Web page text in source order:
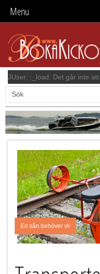
Menu
JUser: :_load: Det går inte
En sån behöver vi!